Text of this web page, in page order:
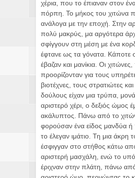
χέρια, που το έπιαναν στον
πόρπη. Το μήκος του χιτώνα
ανάλογα με την εποχή. Στην
πολύ μακρύς, μα αργότερα
σφίγγουν στη μέση με ένα
έφτανε ως τα γόνατα. Κάποτε
έβαζαν και μανίκια. Οι
προορίζονταν για τους
βιοτέχνες, τους στρατιώτες
δούλους είχαν μια τρύπα,
αριστερό χέρι, ο δεξιός ώμος
ακάλυπτος. Πάνω από το
φορούσαν ένα είδος μανδύα ή
το έλεγαν ιμάτιο. Τη μια άκρη
έσφιγγαν στο στήθος κάτω
αριστερή μασχάλη, ενώ το
έριχναν στην πλάτη, πάνω